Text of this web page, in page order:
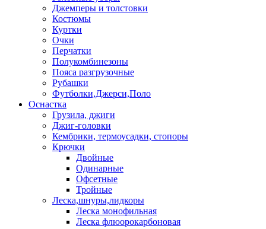
Джемперы и толстовки
Костюмы
Куртки
Очки
Перчатки
Полукомбинезоны
Пояса разгрузочные
Рубашки
Футболки,Джерси,Поло
Оснастка
Грузила, джиги
Джиг-головки
Кембрики, термоусадки, стопоры
Крючки
Двойные
Одинарные
Офсетные
Тройные
Леска,шнуры,лидкоры
Леска монофильная
Леска флюорокарбоновая